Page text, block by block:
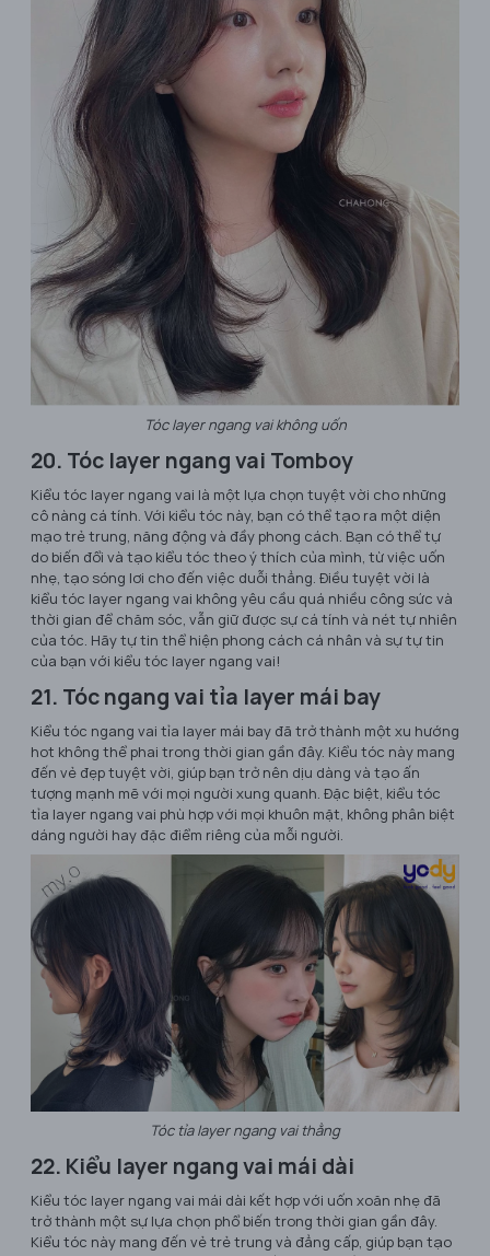
Tóc layer ngang vai không uốn
20. Tóc layer ngang vai Tomboy
Kiểu tóc layer ngang vai là một lựa chọn tuyệt vời cho những
cô nàng cá tính. Với kiểu tóc này, bạn có thể tạo ra một diện
mạo trẻ trung, năng động và đầy phong cách. Bạn có thể tự
do biến đổi và tạo kiểu tóc theo ý thích của mình, từ việc uốn
nhẹ, tạo sóng lơi cho đến việc duỗi thẳng. Điều tuyệt vời là
kiểu tóc layer ngang vai không yêu cầu quá nhiều công sức và
thời gian để chăm sóc, vẫn giữ được sự cá tính và nét tự nhiên
của tóc. Hãy tự tin thể hiện phong cách cá nhân và sự tự tin
của bạn với kiểu tóc layer ngang vai!
21. Tóc ngang vai tỉa layer mái bay
Kiểu tóc ngang vai tỉa layer mái bay đã trở thành một xu hướng
hot không thể phai trong thời gian gần đây. Kiểu tóc này mang
đến vẻ đẹp tuyệt vời, giúp bạn trở nên dịu dàng và tạo ấn
tượng mạnh mẽ với mọi người xung quanh. Đặc biệt, kiểu tóc
tỉa layer ngang vai phù hợp với mọi khuôn mặt, không phân biệt
dáng người hay đặc điểm riêng của mỗi người.
Tóc tỉa layer ngang vai thằng
22. Kiểu layer ngang vai mái dài
Kiểu tóc layer ngang vai mái dài kết hợp với uốn xoăn nhẹ đã
trở thành một sự lựa chọn phổ biến trong thời gian gần đây.
Kiểu tóc này mang đến vẻ trẻ trung và đẳng cấp, giúp bạn tạo